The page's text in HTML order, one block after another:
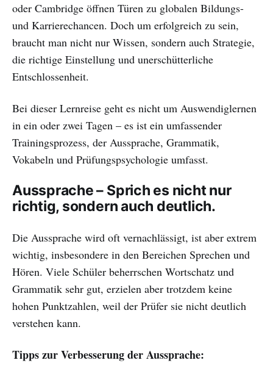
oder Cambridge öffnen Türen zu globalen Bildungs-
und Karrierechancen. Doch um erfolgreich zu sein,
braucht man nicht nur Wissen, sondern auch Strategie,
die richtige Einstellung und unerschütterliche
Entschlossenheit.
Bei dieser Lernreise geht es nicht um Auswendiglernen
in ein oder zwei Tagen – es ist ein umfassender
Trainingsprozess, der Aussprache, Grammatik,
Vokabeln und Prüfungspsychologie umfasst.
Aussprache – Sprich es nicht nur
richtig, sondern auch deutlich.
Die Aussprache wird oft vernachlässigt, ist aber extrem
wichtig, insbesondere in den Bereichen Sprechen und
Hören. Viele Schüler beherrschen Wortschatz und
Grammatik sehr gut, erzielen aber trotzdem keine
hohen Punktzahlen, weil der Prüfer sie nicht deutlich
verstehen kann.
Tipps zur Verbesserung der Aussprache: